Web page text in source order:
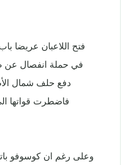
فتح اللاعبان عريضا
دفع حلف شمال
وعلى رغم ان كوسوفو